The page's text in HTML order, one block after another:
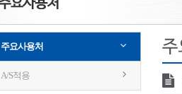
주요사용처
A/S적용